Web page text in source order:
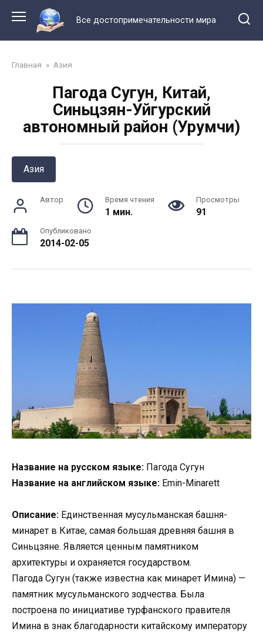
контенту
Все достопримечательности мира
Главная » Азия
Пагода Сугун, Китай,
Синьцзян-Уйгурский
автономный район (Урумчи)
Азия
Автор Время чтения
1 мин.
Просмотры
91
Опубликовано
2014-02-05
Название на русском языке: Пагода Сугун
Название на английском языке: Emin-Minarett
Описание: Единственная мусульманская башня-
минарет в Китае, самая большая древняя башня в
Синьцзяне. Является ценным памятником
архитектуры и охраняется государством.
Пагода Сугун (также известна как минарет Имина) —
памятник мусульманского зодчества. Была
построена по инициативе турфанского правителя
Имина в знак благодарности китайскому императору